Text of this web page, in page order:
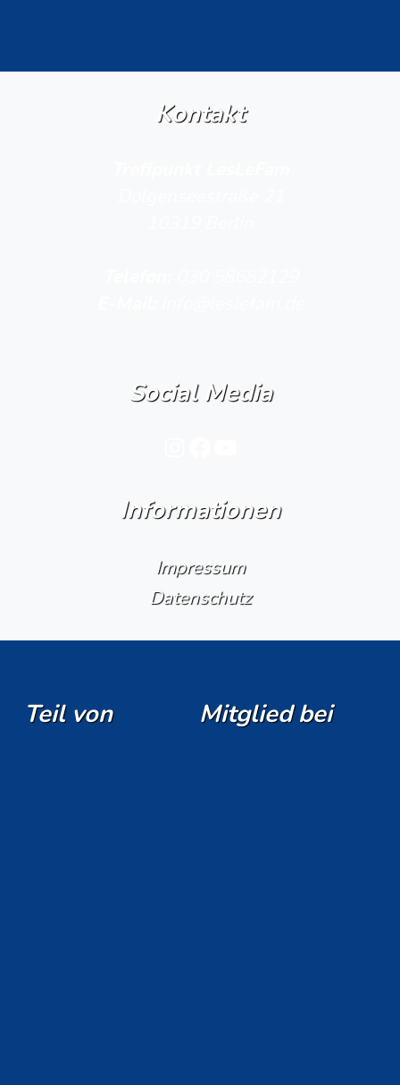
Kontakt
Social Media
Informationen
Impressum
Datenschutz
Teil von Mitglied bei